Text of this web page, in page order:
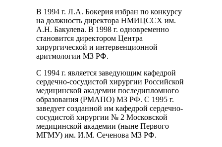
В 1994 г. Л.А. Бокерия избран по конкурсу
на должность директора НМИЦССХ им.
А.Н. Бакулева. В 1998 г. одновременно
становится директором Центра
хирургической и интервенционной
аритмологии МЗ РФ.
С 1994 г. является заведующим кафедрой
сердечно-сосудистой хирургии Российской
медицинской академии последипломного
образования (РМАПО) МЗ РФ. С 1995 г.
заведует созданной им кафедрой сердечно-
сосудистой хирургии № 2 Московской
медицинской академии (ныне Первого
МГМУ) им. И.М. Сеченова МЗ РФ.